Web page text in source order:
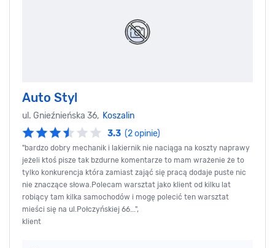
Auto Styl
ul. Gnieźnieńska 36, Koszalin
3.3 (2 opinie)
"bardzo dobry mechanik i lakiernik nie naciąga na koszty naprawy
jeżeli ktoś pisze tak bzdurne komentarze to mam wrażenie że to
tylko konkurencja która zamiast zająć się pracą dodaje puste nic
nie znaczące słowa.Polecam warsztat jako klient od kilku lat
robiący tam kilka samochodów i mogę polecić ten warsztat
mieści się na ul.Połczyńskiej 66...",
klient